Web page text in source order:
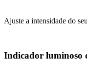
Ajuste a intensidade do
Indicador luminoso